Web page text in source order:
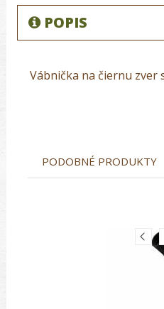
POPIS
Vábnička na čiernu zver
PODOBNÉ PRODUKTY